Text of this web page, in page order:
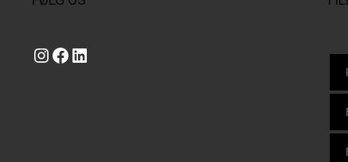
Instagram https://www.facebook.com/danishbeachvolleytour LinkedIn